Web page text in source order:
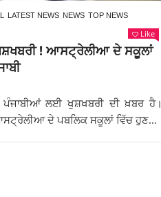
LATEST NEWS NEWS TOP NEWS
Like
! ਆਸਟ੍ਰੇਲੀਆ ਦੇ ਸਕੂਲਾਂ
ਲਈ ਖੁਸ਼ਖਬਰੀ ਦੀ ਖ਼ਬਰ ਹੈ।
ਦੇ ਪਬਲਿਕ ਸਕੂਲਾਂ ਵਿੱਚ ਹੁਣ...